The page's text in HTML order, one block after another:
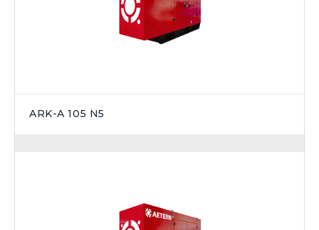
ARK-A 105 N5